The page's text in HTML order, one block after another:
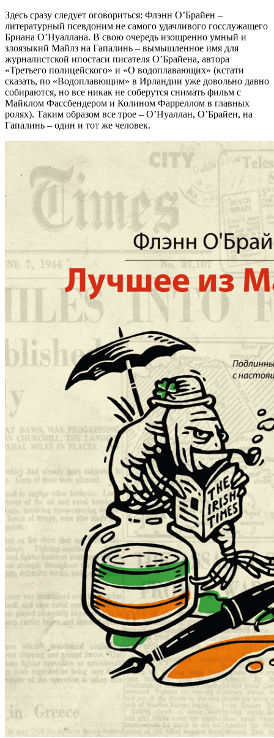
Здесь сразу следует оговориться: Флэнн О’Брайен –
литературный псевдоним не самого удачливого госслужащего
Бриана О’Нуаллана. В свою очередь изощренно умный и
злоязыкий Майлз на Гапалинь – вымышленное имя для
журналистской ипостаси писателя О’Брайена, автора
«Третьего полицейского» и «О водоплавающих» (кстати
сказать, по «Водоплавющим» в Ирландии уже довольно давно
собираются, но все никак не соберутся снимать фильм с
Майклом Фассбендером и Колином Фарреллом в главных
ролях). Таким образом все трое – О’Нуаллан, О’Брайен, на
Гапалинь – один и тот же человек.